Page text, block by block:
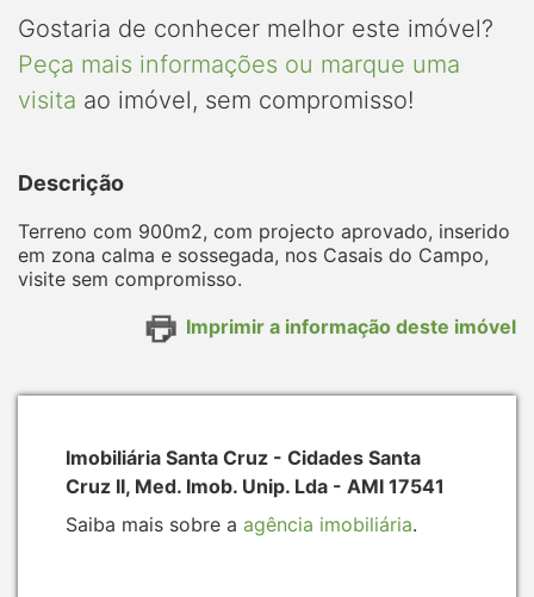
Gostaria de conhecer melhor este imóvel?
Peça mais informações ou marque uma
visita ao imóvel, sem compromisso!
Descrição
Terreno com 900m2, com projecto aprovado, inserido
em zona calma e sossegada, nos Casais do Campo,
visite sem compromisso.
Imprimir a informação deste imóvel
Imobiliária Santa Cruz - Cidades Santa
Cruz II, Med. Imob. Unip. Lda - AMI 17541
Saiba mais sobre a agência imobiliária.